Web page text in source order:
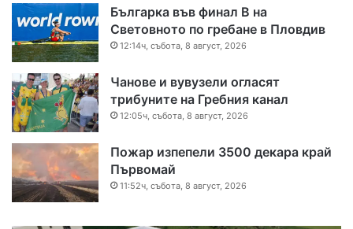
Българка във финал B на
Световното по гребане в Пловдив
12:14ч, събота, 8 август, 2026
Чанове и вувузели огласят
трибуните на Гребния канал
12:05ч, събота, 8 август, 2026
Пожар изпепели 3500 декара край
Първомай
11:52ч, събота, 8 август, 2026